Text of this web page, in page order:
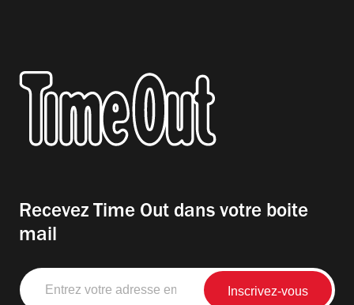
Recevez Time Out dans votre boite
mail
Entrez
votre